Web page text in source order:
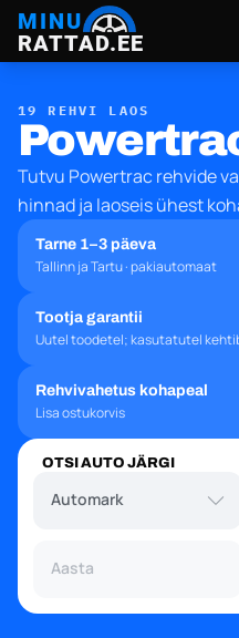
MINU
RATTAD.EE
19 REHVI LAOS
Tutvu Powertrac rehvide
hinnad ja laoseis ühest
Tarne 1–3 päeva
Tallinn ja Tartu · pakiautomaat
Tootja garantii
Uutel toodetel; kasutatutel
Rehvivahetus kohapeal
Lisa ostukorvis
OTSI AUTO JÄRGI
Automark
Aasta